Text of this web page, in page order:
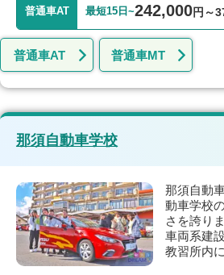
普通車AT 最短15日~242,000円～
普通車AT 普通車MT
那須自動車学校
那須自動
動車学校
さを誇り
車両系建
教習所内